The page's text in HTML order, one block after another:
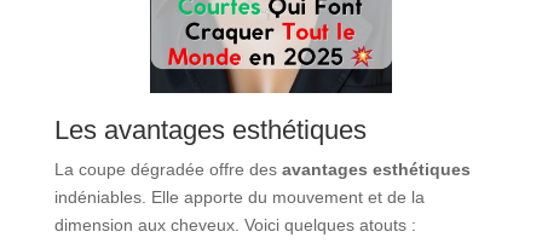
Les avantages esthétiques
La coupe dégradée offre des avantages esthétiques
indéniables. Elle apporte du mouvement et de la
dimension aux cheveux. Voici quelques atouts :